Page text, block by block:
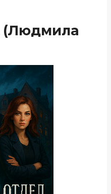
(Людмила